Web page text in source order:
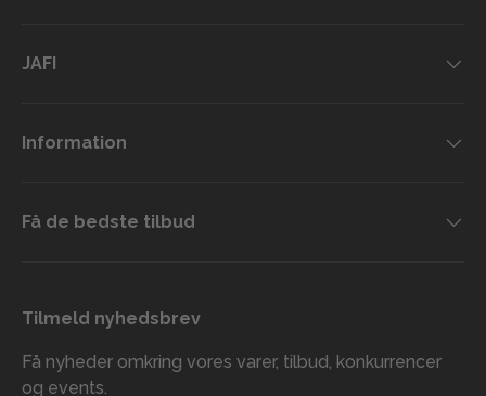
JAFI
Information
Få de bedste tilbud
Tilmeld nyhedsbrev
Få nyheder omkring vores varer, tilbud, konkurrencer
og events.